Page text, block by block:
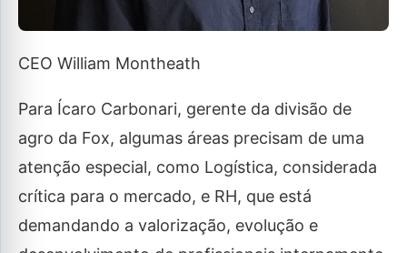
CEO William Montheath
Para Ícaro Carbonari, gerente da divisão de
agro da Fox, algumas áreas precisam de uma
atenção especial, como Logística, considerada
crítica para o mercado, e RH, que está
demandando a valorização, evolução e